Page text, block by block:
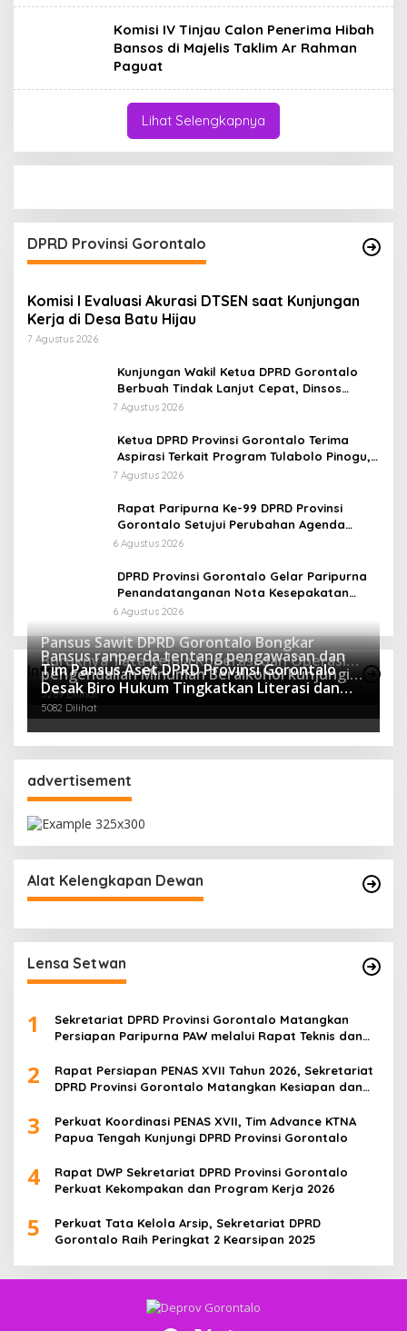
Komisi IV Tinjau Calon Penerima Hibah
Bansos di Majelis Taklim Ar Rahman
Paguat
Lihat Selengkapnya
DPRD Provinsi Gorontalo
Komisi I Evaluasi Akurasi DTSEN saat Kunjungan
Kerja di Desa Batu Hijau
7 Agustus 2026
Kunjungan Wakil Ketua DPRD Gorontalo
Berbuah Tindak Lanjut Cepat, Dinsos
Provinsi Bantu Remaja Terlantar Asal
7 Agustus 2026
Ketua DPRD Provinsi Gorontalo Terima
Aspirasi Terkait Program Tulabolo Pinogu,
Tegaskan Komitmen Pengawalan Hingga
7 Agustus 2026
Rapat Paripurna Ke-99 DPRD Provinsi
Gorontalo Setujui Perubahan Agenda
Masa Persidangan Ketiga
6 Agustus 2026
DPRD Provinsi Gorontalo Gelar Paripurna
Penandatanganan Nota Kesepakatan
Perubahan KUA dan P-PPAS APBD 2026
6 Agustus 2026
Info Pansus
Pansus Sawit DPRD Gorontalo Bongkar
Buruknya Tata Kelola Koperasi dan Operasi
Ilegal Perusahaan
5378 Dilihat
Pansus ranperda tentang pengawasan dan
pengendalian Minuman Beralkohol kunjungi
Polres Boalemo
5269 Dilihat
Tim Pansus Aset DPRD Provinsi Gorontalo
Desak Biro Hukum Tingkatkan Literasi dan
Mitigasi Resiko Hukum Terkait Aset Daerah
5082 Dilihat
advertisement
Alat Kelengkapan Dewan
Lensa Setwan
1
Sekretariat DPRD Provinsi Gorontalo Matangkan
Persiapan Paripurna PAW melalui Rapat Teknis dan
2
Rapat Persiapan PENAS XVII Tahun 2026, Sekretariat
DPRD Provinsi Gorontalo Matangkan Kesiapan dan
3
Perkuat Koordinasi PENAS XVII, Tim Advance KTNA
Papua Tengah Kunjungi DPRD Provinsi Gorontalo
4
Rapat DWP Sekretariat DPRD Provinsi Gorontalo
Perkuat Kekompakan dan Program Kerja 2026
5
Perkuat Tata Kelola Arsip, Sekretariat DPRD
Gorontalo Raih Peringkat 2 Kearsipan 2025